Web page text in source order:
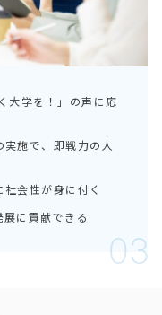
大学を！」の声に応
施で、即戦力の人
会性が身に付く
に貢献できる